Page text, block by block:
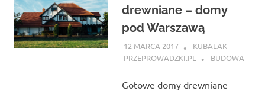
drewniane – domy
pod Warszawą
12 MARCA 2017
KUBALAK-
PRZEPROWADZKI.PL
BUDOWA
Gotowe domy drewniane